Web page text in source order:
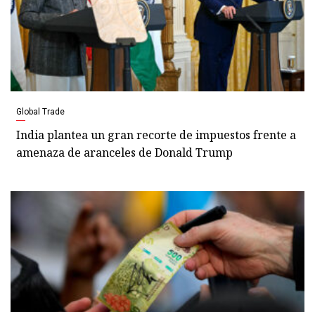
Global Trade
India plantea un gran recorte de impuestos frente a
amenaza de aranceles de Donald Trump